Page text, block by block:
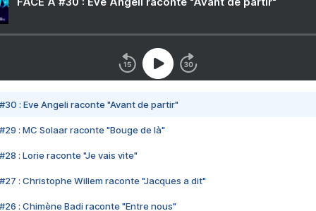
#30 : Eve Angeli raconte "Avant de partir"
#29 : MC Solaar raconte "Bouge de là"
#28 : Lorie raconte "Je vais vite"
#27 : Christophe Willem raconte "Jacques a dit"
#26 : Chimène Badi raconte "Entre nous"